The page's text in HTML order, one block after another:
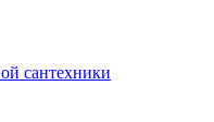
сантехники